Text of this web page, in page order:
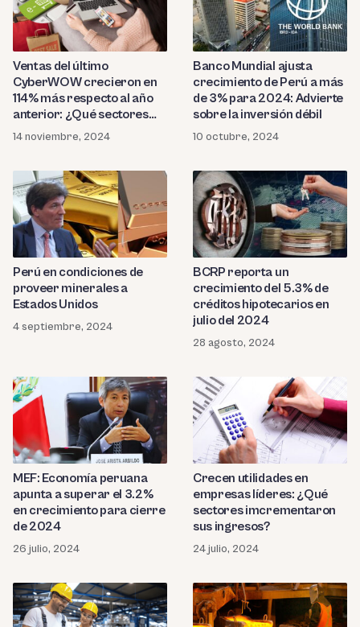
Ventas del último
CyberWOW crecieron en
114% más respecto al año
anterior: ¿Qué sectores
destacaron?
14 noviembre, 2024
Banco Mundial ajusta
crecimiento de Perú a más
de 3% para 2024: Advierte
sobre la inversión débil
10 octubre, 2024
Perú en condiciones de
proveer minerales a
Estados Unidos
4 septiembre, 2024
BCRP reporta un
crecimiento del 5.3% de
créditos hipotecarios en
julio del 2024
28 agosto, 2024
MEF: Economía peruana
apunta a superar el 3.2%
en crecimiento para cierre
de 2024
26 julio, 2024
Crecen utilidades en
empresas líderes: ¿Qué
sectores imcrementaron
sus ingresos?
24 julio, 2024